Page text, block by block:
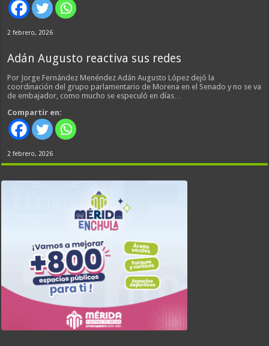
2 febrero, 2026
Adán Augusto reactiva sus redes
Por Jorge Fernández Menéndez Adán Augusto López dejó la
coordinación del grupo parlamentario de Morena en el Senado y no se va
de embajador, como mucho se especuló en días…
Compartir en:
2 febrero, 2026